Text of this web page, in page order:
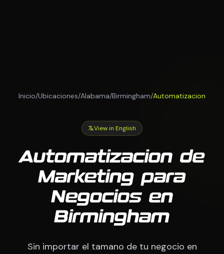
Inicio/Ubicaciones/Alabama/Birmingham/Automatizacion
View in English
Automatizacion de
Marketing para
Negocios en
Birmingham
Sin importar el tamano de tu negocio en